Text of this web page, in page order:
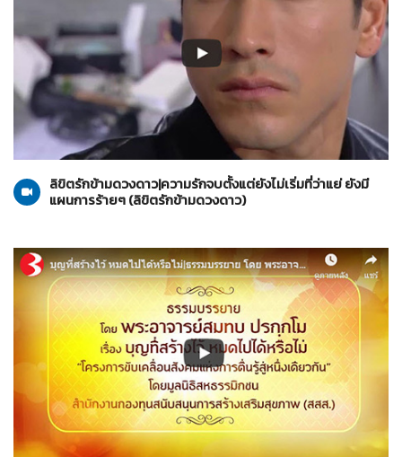
22-10-2562
ลิขิตรักข้ามดวงดาว
ลิขิตรักข้ามดวงดาว|ความรักจบตั้งแต่ยังไม่เริ่มที่ว่าแย่ ยังมี
แผนการร้ายๆ (ลิขิตรักข้ามดวงดาว)
20-10-2562
ธรรมะวันอาทิตย์